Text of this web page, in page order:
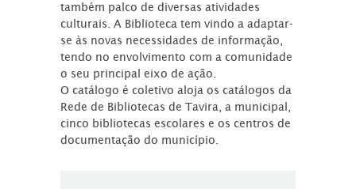
também palco de diversas atividades
culturais. A Biblioteca tem vindo a adaptar-
se às novas necessidades de informação,
tendo no envolvimento com a comunidade
o seu principal eixo de ação.
O catálogo é coletivo aloja os catálogos da
Rede de Bibliotecas de Tavira, a municipal,
cinco bibliotecas escolares e os centros de
documentação do município.